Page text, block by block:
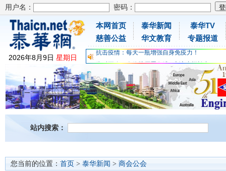
用户名： 密码：
2026年8月9日 星期日
本网首页
慈善公益
泰华新闻
华文教育
泰华TV
专题报道
为时不晚，人体胶原蛋白维C应该这样补充
关爱儿童健康，免费领取日本原装尤妮佳超立体
抗击疫情：每天一瓶增强自身免疫力！
为时不晚，人体胶原蛋白维C应该这样补充
关爱儿童健康，免费领取日本原装尤妮佳超立体
抗击疫情：每天一瓶增强自身免疫力！
站内搜索：
您当前的位置： 首页 > 泰华新闻 > 商会公会